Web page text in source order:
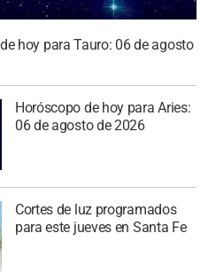
hoy para Tauro: 06 de agosto
Horóscopo de hoy para Aries:
06 de agosto de 2026
Cortes de luz programados
para este jueves en Santa Fe